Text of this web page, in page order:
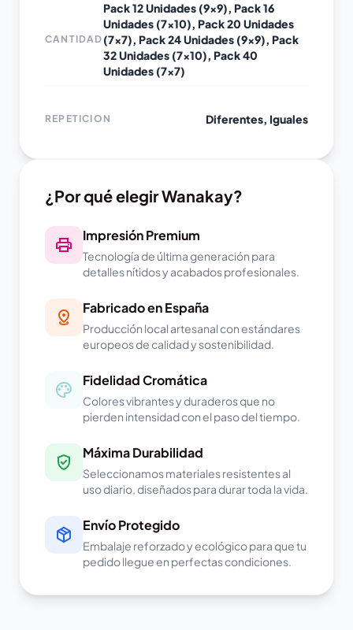
CANTIDAD
Pack 12 Unidades (9x9), Pack 16
Unidades (7x10), Pack 20 Unidades
(7x7), Pack 24 Unidades (9x9), Pack
32 Unidades (7x10), Pack 40
Unidades (7x7)
REPETICION Diferentes, Iguales
¿Por qué elegir Wanakay?
Impresión Premium
Tecnología de última generación para
detalles nítidos y acabados profesionales.
Fabricado en España
Producción local artesanal con estándares
europeos de calidad y sostenibilidad.
Fidelidad Cromática
Colores vibrantes y duraderos que no
pierden intensidad con el paso del tiempo.
Máxima Durabilidad
Seleccionamos materiales resistentes al
uso diario, diseñados para durar toda la vida.
Envío Protegido
Embalaje reforzado y ecológico para que tu
pedido llegue en perfectas condiciones.